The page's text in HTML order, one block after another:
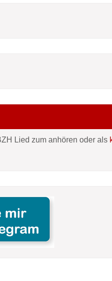
Lied zum anhören oder als